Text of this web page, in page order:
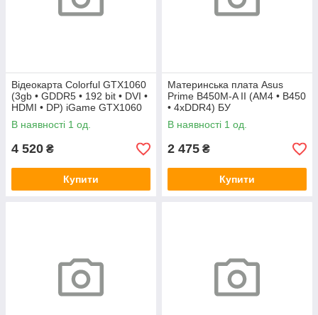
Відеокарта Colorful GTX1060
(3gb • GDDR5 • 192 bit • DVI •
HDMI • DP) iGame GTX1060
Vulcan U 3G БУ
В наявності 1 од.
4 520 ₴
Купити
Материнська плата Asus
Prime B450M-A II (AM4 • B450
• 4xDDR4) БУ
В наявності 1 од.
2 475 ₴
Купити